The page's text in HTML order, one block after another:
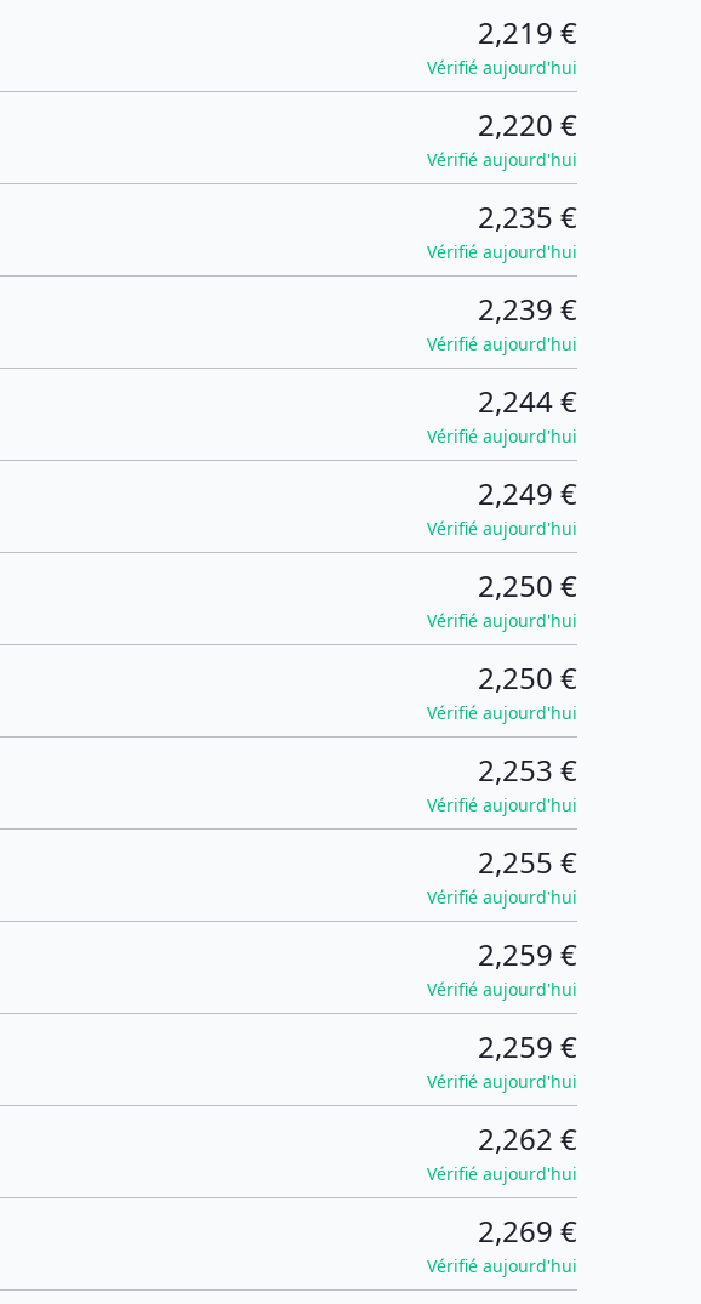
2,219 €
Vérifié aujourd'hui
2,220 €
Vérifié aujourd'hui
2,235 €
Vérifié aujourd'hui
2,239 €
Vérifié aujourd'hui
2,244 €
Vérifié aujourd'hui
2,249 €
Vérifié aujourd'hui
2,250 €
Vérifié aujourd'hui
2,250 €
Vérifié aujourd'hui
2,253 €
Vérifié aujourd'hui
2,255 €
Vérifié aujourd'hui
2,259 €
Vérifié aujourd'hui
2,259 €
Vérifié aujourd'hui
2,262 €
Vérifié aujourd'hui
2,269 €
Vérifié aujourd'hui